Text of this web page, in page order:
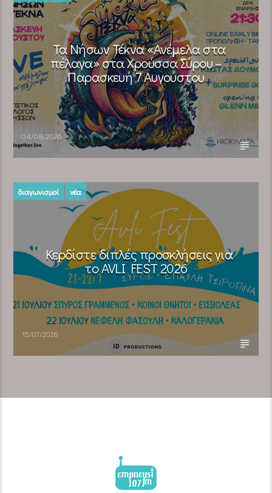
Τα Νήσων Τέκνα «Ανέμελα στα
πέλαγα» στα Χρούσσα Σύρου –
Παρασκευή 7 Αυγούστου
04/08/2026
διαγωνισμοί νέα
Κερδίστε διπλές προσκλήσεις για
το AVLI FEST 2026
15/07/2026